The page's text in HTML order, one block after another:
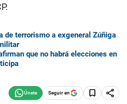
de terrorismo a exgeneral Zúñiga
que no habrá elecciones en
Seguir en